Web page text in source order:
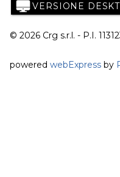
VERSIONE
© 2026 Crg s.r.l. - P.I.
powered webExpress by